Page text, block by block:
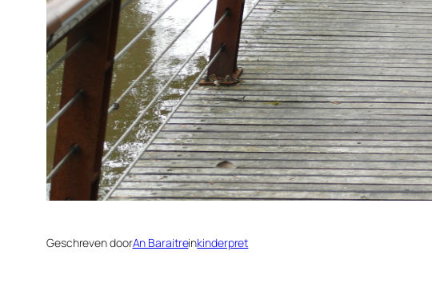
Geschreven doorAn Baraitreinkinderpret